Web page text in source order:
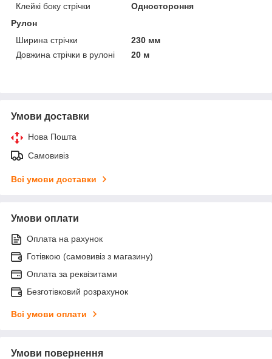
Клейкі боку стрічки
Одностороння
Рулон
Ширина стрічки
230 мм
Довжина стрічки в рулоні
20 м
Умови доставки
Нова Пошта
Самовивіз
Всі умови доставки
Умови оплати
Оплата на рахунок
Готівкою (самовивіз з магазину)
Оплата за реквізитами
Безготівковий розрахунок
Всі умови оплати
Умови повернення